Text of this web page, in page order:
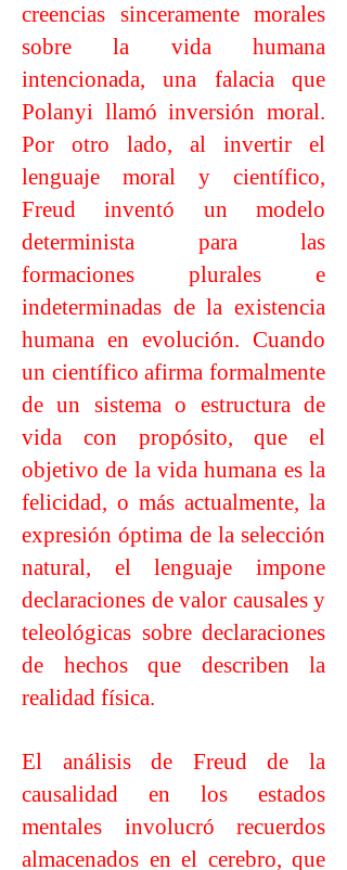
creencias sinceramente morales
sobre la vida humana
intencionada, una falacia que
Polanyi llamó inversión moral.
Por otro lado, al invertir el
lenguaje moral y científico,
Freud inventó un modelo
determinista para las
formaciones plurales e
indeterminadas de la existencia
humana en evolución. Cuando
un científico afirma formalmente
de un sistema o estructura de
vida con propósito, que el
objetivo de la vida humana es la
felicidad, o más actualmente, la
expresión óptima de la selección
natural, el lenguaje impone
declaraciones de valor causales y
teleológicas sobre declaraciones
de hechos que describen la
realidad física.
El análisis de Freud de la
causalidad en los estados
mentales involucró recuerdos
almacenados en el cerebro, que